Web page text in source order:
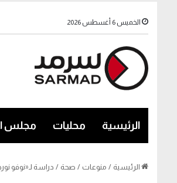
الخميس 6 أغسطس 2026
الرئيسية محليات مجلس
الرئيسية / منوعات / صحة / دراسة لـ«نوفو نورديسك»: 2 من كل 5 مصابين بأمراض القلب والأوعية